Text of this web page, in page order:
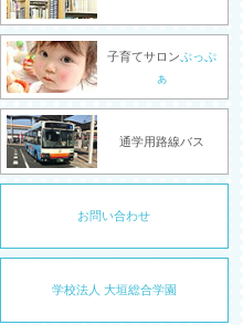
子育てサロンぷっぷ
ぁ
通学用路線バス
お問い合わせ
学校法人 大垣総合学園